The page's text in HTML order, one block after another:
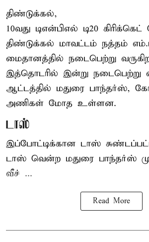
திண்டுக்கல்,
10வது டிஎன்பிஎல் டி20 கிரிக்கெட்
திண்டுக்கல் மாவட்டம் நத்தம்
மைதானத்தில் நடைபெற்று
இத்தொடரில் இன்று நடைபெற்று
ஆட்டத்தில் மதுரை பாந்தர்ஸ்,
அணிகள் மோத உள்ளன.
டாஸ்
இப்போட்டிக்கான டாஸ்
டாஸ் வென்ற மதுரை பாந்தர்ஸ்
வீச் ...
Read More